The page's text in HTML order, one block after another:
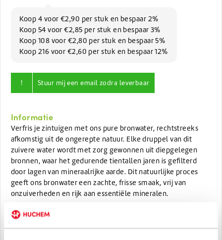
Koop 4 voor €2,90 per stuk en bespaar 2%
Koop 54 voor €2,85 per stuk en bespaar 3%
Koop 108 voor €2,80 per stuk en bespaar 5%
Koop 216 voor €2,60 per stuk en bespaar 12%
! Stuur mij een email zodra leverbaar
Informatie
Verfris je zintuigen met ons pure bronwater, rechtstreeks
afkomstig uit de ongerepte natuur. Elke druppel van dit
zuivere water wordt met zorg gewonnen uit diepgelegen
bronnen, waar het gedurende tientallen jaren is gefilterd
door lagen van mineraalrijke aarde. Dit natuurlijke proces
geeft ons bronwater een zachte, frisse smaak, vrij van
onzuiverheden en rijk aan essentiële mineralen.
Onze flesjes zijn ontworpen om de kwaliteit van het water te